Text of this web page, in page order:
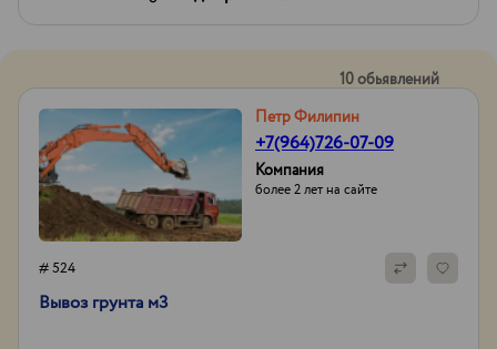
10 обьявлений
Петр Филипин
+7(964)726-07-09
Компания
более 2 лет на сайте
# 524
Вывоз грунта м3